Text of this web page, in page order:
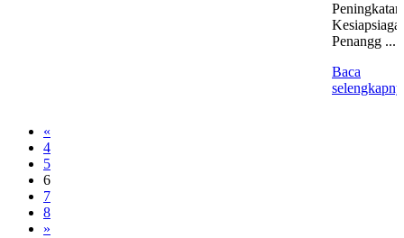
Peningkatan
Penangg ...
Baca
«
4
5
6
7
8
»